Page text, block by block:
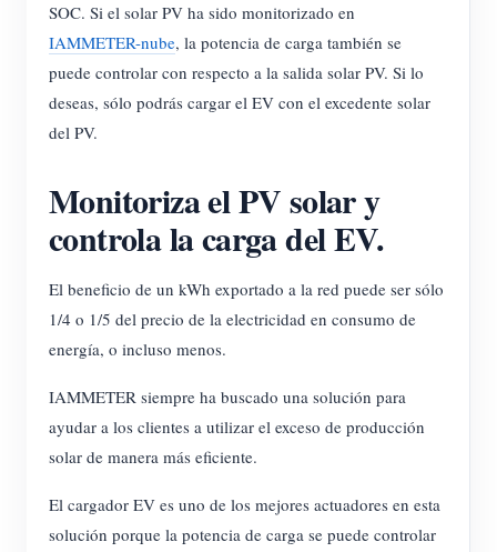
Ranking FV
SOC. Si el solar PV ha sido monitorizado en
IAMMETER-nube, la potencia de carga también se
puede controlar con respecto a la salida solar PV. Si lo
deseas, sólo podrás cargar el EV con el excedente solar
del PV.
Monitoriza el PV solar y
controla la carga del EV.
El beneficio de un kWh exportado a la red puede ser sólo
1/4 o 1/5 del precio de la electricidad en consumo de
energía, o incluso menos.
IAMMETER siempre ha buscado una solución para
ayudar a los clientes a utilizar el exceso de producción
solar de manera más eficiente.
El cargador EV es uno de los mejores actuadores en esta
solución porque la potencia de carga se puede controlar